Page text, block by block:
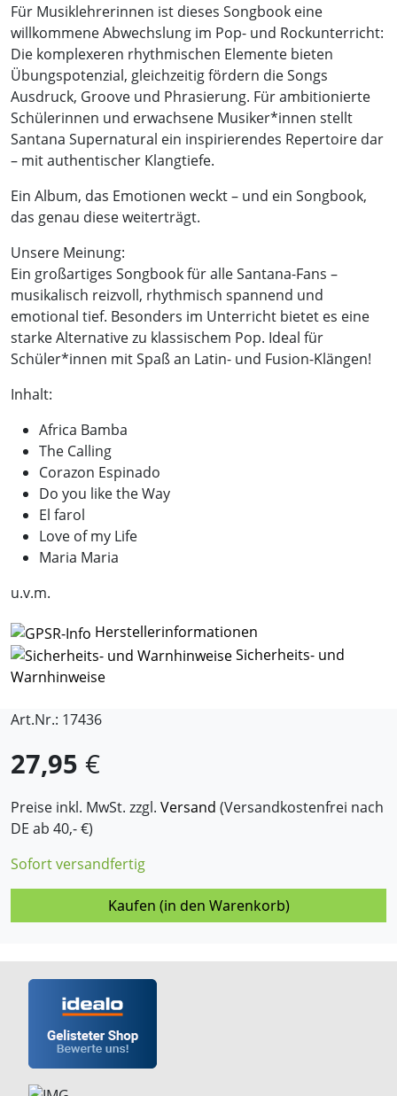
Für Musiklehrerinnen ist dieses Songbook eine
willkommene Abwechslung im Pop- und Rockunterricht:
Die komplexeren rhythmischen Elemente bieten
Übungspotenzial, gleichzeitig fördern die Songs
Ausdruck, Groove und Phrasierung. Für ambitionierte
Schülerinnen und erwachsene Musiker*innen stellt
Santana Supernatural ein inspirierendes Repertoire dar
– mit authentischer Klangtiefe.
Ein Album, das Emotionen weckt – und ein Songbook,
das genau diese weiterträgt.
Unsere Meinung:
Ein großartiges Songbook für alle Santana-Fans –
musikalisch reizvoll, rhythmisch spannend und
emotional tief. Besonders im Unterricht bietet es eine
starke Alternative zu klassischem Pop. Ideal für
Schüler*innen mit Spaß an Latin- und Fusion-Klängen!
Inhalt:
Africa Bamba
The Calling
Corazon Espinado
Do you like the Way
El farol
Love of my Life
Maria Maria
u.v.m.
Herstellerinformationen
Sicherheits- und
Warnhinweise
Art.Nr.: 17436
27,95 €
Preise inkl. MwSt. zzgl. Versand (Versandkostenfrei nach
DE ab 40,- €)
Sofort versandfertig
Kaufen (in den Warenkorb)